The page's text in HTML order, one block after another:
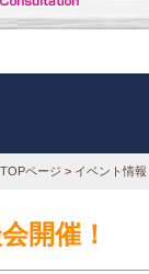
TOPページ > イベント情報
開催！